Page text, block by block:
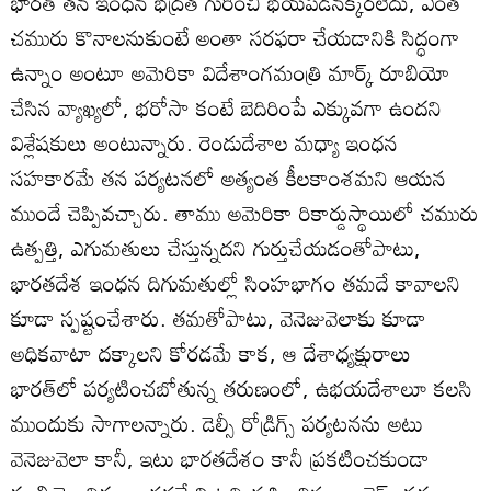
చమురు కొనాలనుకుంటే అంతా సరఫరా చేయడానికి సిద్ధంగా
ఉన్నాం అంటూ అమెరికా విదేశాంగమంత్రి మార్క్‌ రూబియో
చేసిన వ్యాఖ్యలో, భరోసా కంటే బెదిరింపే ఎక్కువగా ఉందని
విశ్లేషకులు అంటున్నారు. రెండుదేశాల మధ్యా ఇంధన
సహకారమే తన పర్యటనలో అత్యంత కీలకాంశమని ఆయన
ముందే చెప్పివచ్చారు. తాము అమెరికా రికార్డుస్థాయిలో చమురు
ఉత్పత్తి, ఎగుమతులు చేస్తున్నదని గుర్తుచేయడంతోపాటు,
భారతదేశ ఇంధన దిగుమతుల్లో సింహభాగం తమదే కావాలని
కూడా స్పష్టంచేశారు. తమతోపాటు, వెనెజువెలాకు కూడా
అధికవాటా దక్కాలని కోరడమే కాక, ఆ దేశాధ్యక్షురాలు
భారత్‌లో పర్యటించబోతున్న తరుణంలో, ఉభయదేశాలూ కలసి
ముందుకు సాగాలన్నారు. డెల్సీ రోడ్రిగ్స్‌ పర్యటనను అటు
వెనెజువెలా కానీ, ఇటు భారతదేశం కానీ ప్రకటించకుండా